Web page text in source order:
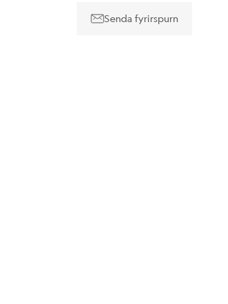
Senda fyrirspurn